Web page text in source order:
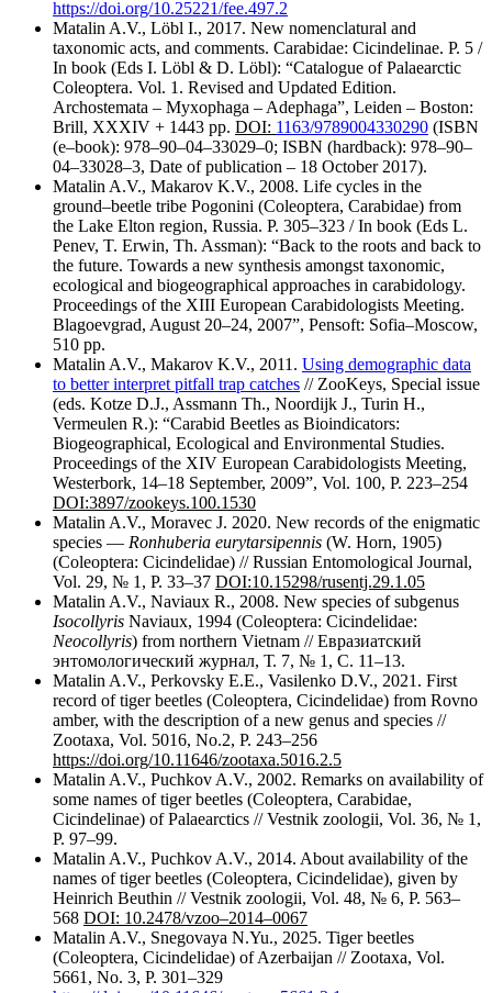
https://doi.org/10.25221/fee.497.2
Matalin A.V., Löbl I., 2017. New nomenclatural and
taxonomic acts, and comments. Carabidae: Cicindelinae. P. 5 /
In book (Eds I. Löbl & D. Löbl): “Catalogue of Palaearctic
Coleoptera. Vol. 1. Revised and Updated Edition.
Archostemata – Myxophaga – Adephaga”, Leiden – Boston:
Brill, XXXIV + 1443 pp. DOI: 1163/9789004330290 (ISBN
(e–book): 978–90–04–33029–0; ISBN (hardback): 978–90–
04–33028–3, Date of publication – 18 October 2017).
Matalin A.V., Makarov K.V., 2008. Life cycles in the
ground–beetle tribe Pogonini (Coleoptera, Carabidae) from
the Lake Elton region, Russia. P. 305–323 / In book (Eds L.
Penev, T. Erwin, Th. Assman): “Back to the roots and back to
the future. Towards a new synthesis amongst taxonomic,
ecological and biogeographical approaches in carabidology.
Proceedings of the XIII European Carabidologists Meeting.
Blagoevgrad, August 20–24, 2007”, Pensoft: Sofia–Moscow,
510 pp.
Matalin A.V., Makarov K.V., 2011. Using demographic data
to better interpret pitfall trap catches // ZooKeys, Special issue
(eds. Kotze D.J., Assmann Th., Noordijk J., Turin H.,
Vermeulen R.): “Carabid Beetles as Bioindicators:
Biogeographical, Ecological and Environmental Studies.
Proceedings of the XIV European Carabidologists Meeting,
Westerbork, 14–18 September, 2009”, Vol. 100, P. 223–254
DOI:3897/zookeys.100.1530
Matalin A.V., Moravec J. 2020. New records of the enigmatic
species — Ronhuberia eurytarsipennis (W. Horn, 1905)
(Coleoptera: Cicindelidae) // Russian Entomological Journal,
Vol. 29, № 1, P. 33–37 DOI:10.15298/rusentj.29.1.05
Matalin A.V., Naviaux R., 2008. New species of subgenus
Isocollyris Naviaux, 1994 (Coleoptera: Cicindelidae:
Neocollyris) from northern Vietnam // Евразиатский
энтомологический журнал, Т. 7, № 1, С. 11–13.
Matalin A.V., Perkovsky E.E., Vasilenko D.V., 2021. First
record of tiger beetles (Coleoptera, Cicindelidae) from Rovno
amber, with the description of a new genus and species //
Zootaxa, Vol. 5016, No.2, P. 243–256
https://doi.org/10.11646/zootaxa.5016.2.5
Matalin A.V., Puchkov A.V., 2002. Remarks on availability of
some names of tiger beetles (Coleoptera, Carabidae,
Cicindelinae) of Palaearctics // Vestnik zoologii, Vol. 36, № 1,
P. 97–99.
Matalin A.V., Puchkov A.V., 2014. About availability of the
names of tiger beetles (Coleoptera, Cicindelidae), given by
Heinrich Beuthin // Vestnik zoologii, Vol. 48, № 6, P. 563–
568 DOI: 10.2478/vzoo–2014–0067
Matalin A.V., Snegovaya N.Yu., 2025. Tiger beetles
(Coleoptera, Cicindelidae) of Azerbaijan // Zootaxa, Vol.
5661, No. 3, P. 301–329